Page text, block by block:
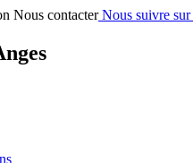
Nous contacter Nous suivre